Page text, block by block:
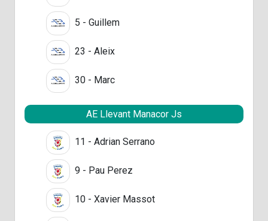
5 - Guillem
23 - Aleix
30 - Marc
AE Llevant Manacor Js
11 - Adrian Serrano
9 - Pau Perez
10 - Xavier Massot